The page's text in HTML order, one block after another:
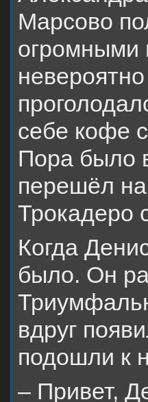
Марсово
огромными
себе кофе
Пора было
перешёл
Трокадеро
Когда
было. Он
вдруг
подошли к
– Привет,